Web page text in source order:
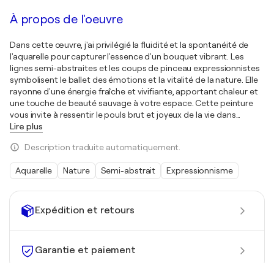
Expédition et retours
Garantie et paiement
À propos de l'oeuvre
Dans cette œuvre, j'ai privilégié la fluidité et la spontanéité de
l'aquarelle pour capturer l'essence d'un bouquet vibrant. Les
lignes semi-abstraites et les coups de pinceau expressionnistes
symbolisent le ballet des émotions et la vitalité de la nature. Elle
rayonne d'une énergie fraîche et vivifiante, apportant chaleur et
une touche de beauté sauvage à votre espace. Cette peinture
vous invite à ressentir le pouls brut et joyeux de la vie dans
Lire plus
Description traduite automatiquement.
Aquarelle Nature Semi-abstrait Expressionnisme